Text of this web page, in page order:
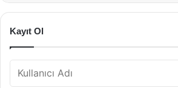
Kayıt Ol